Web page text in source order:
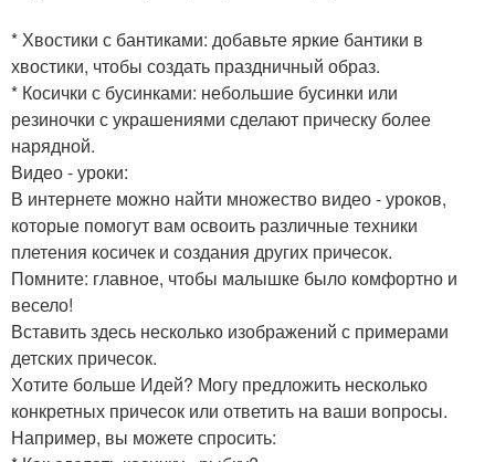
* Хвостики с бантиками: добавьте яркие бантики в
хвостики, чтобы создать праздничный образ.
* Косички с бусинками: небольшие бусинки или
резиночки с украшениями сделают прическу более
нарядной.
Видео - уроки:
В интернете можно найти множество видео - уроков,
которые помогут вам освоить различные техники
плетения косичек и создания других причесок.
Помните: главное, чтобы малышке было комфортно и
весело!
Вставить здесь несколько изображений с примерами
детских причесок.
Хотите больше Идей? Могу предложить несколько
конкретных причесок или ответить на ваши вопросы.
Например, вы можете спросить: